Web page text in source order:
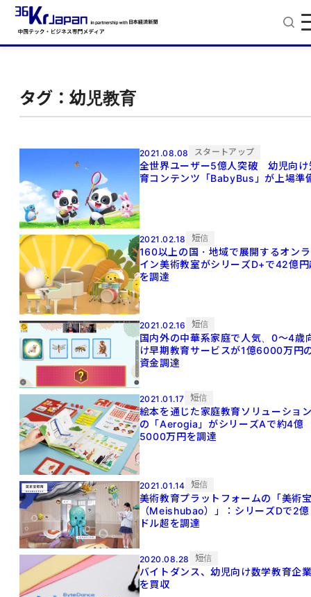
タグ：幼児教育
2021.08.08 スタートアップ
全世界ユーザー5億人突破 幼児向け
育コンテンツ「BabyBus」が上場準
2021.02.18 短信
160以上の国・地域で展開するオンラ
イン美術教室がシリーズD+で42億円
を調達
2021.02.16 短信
国内外の中華系家庭で人気、0〜4歳
け早期教育サービスが1億6000万円
資金調達
2021.01.17 短信
絵本を通じた家庭教育ソリューショ
の「Aerogia」がシリーズAで約4億
5000万円を調達
2021.01.14 短信
美術教育プラットフォームの「美術
（Meishubao）」：シリーズDで2億
ドル超を調達
2020.08.28 短信
バイトダンス、幼児向け数学教育企
を買収